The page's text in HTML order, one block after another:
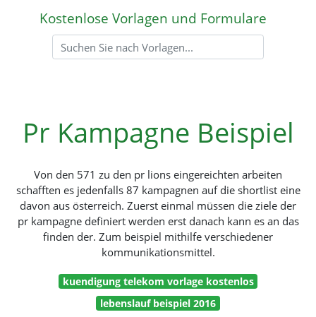
Kostenlose Vorlagen und Formulare
Pr Kampagne Beispiel
Von den 571 zu den pr lions eingereichten arbeiten
schafften es jedenfalls 87 kampagnen auf die shortlist eine
davon aus österreich. Zuerst einmal müssen die ziele der
pr kampagne definiert werden erst danach kann es an das
finden der. Zum beispiel mithilfe verschiedener
kommunikationsmittel.
kuendigung telekom vorlage kostenlos
lebenslauf beispiel 2016